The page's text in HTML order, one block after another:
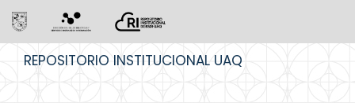
REPOSITORIO INSTITUCIONAL UAQ